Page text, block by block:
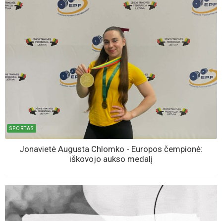
SPORTAS
Jonavietė Augusta Chlomko - Europos čempionė:
iškovojo aukso medalį